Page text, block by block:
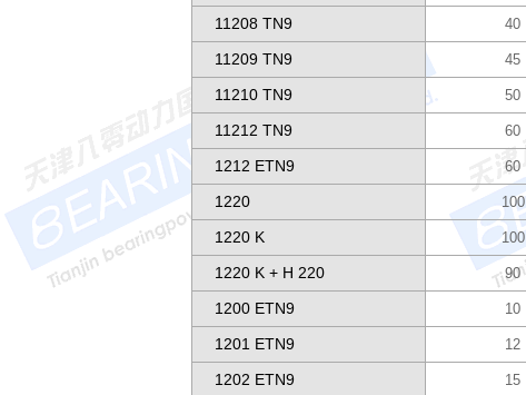
11208 TN9 40
11209 TN9 45
11210 TN9 50
11212 TN9 60
1212 ETN9 60
1220 100
1220 K 100
1220 K + H 220 90
1200 ETN9 10
1201 ETN9 12
1202 ETN9 15